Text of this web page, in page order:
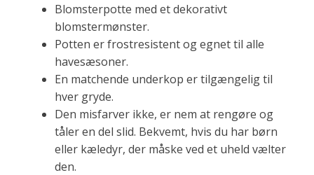
Blomsterpotte med et dekorativt
blomstermønster.
Potten er frostresistent og egnet til alle
havesæsoner.
En matchende underkop er tilgængelig til
hver gryde.
Den misfarver ikke, er nem at rengøre og
tåler en del slid. Bekvemt, hvis du har børn
eller kæledyr, der måske ved et uheld vælter
den.